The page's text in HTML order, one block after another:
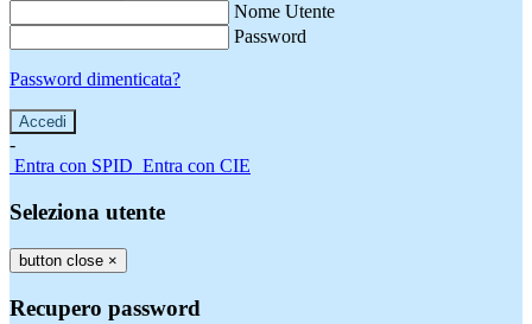
Nome Utente
Password
Password dimenticata?
-
Entra con SPID Entra con CIE
Seleziona utente
button close ×
Recupero password